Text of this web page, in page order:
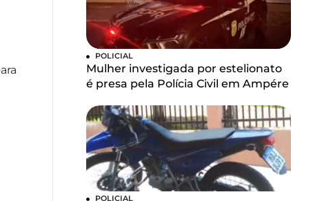
POLICIAL
Mulher investigada por estelionato
é presa pela Polícia Civil em Ampére
POLICIAL